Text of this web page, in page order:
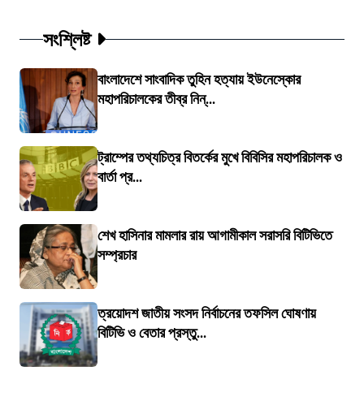
সংশ্লিষ্ট
বাংলাদেশে সাংবাদিক তুহিন হত্যায় ইউনেস্কোর
মহাপরিচালকের তীব্র নিন্...
ট্রাম্পের তথ্যচিত্র বিতর্কের মুখে বিবিসির মহাপরিচালক ও
বার্তা প্র...
শেখ হাসিনার মামলার রায় আগামীকাল সরাসরি বিটিভিতে
সম্প্রচার
ত্রয়োদশ জাতীয় সংসদ নির্বাচনের তফসিল ঘোষণায়
বিটিভি ও বেতার প্রস্তু...